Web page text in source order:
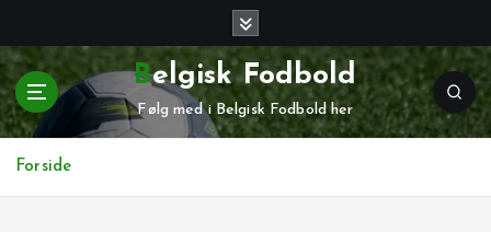
t
i
i
Belgisk Fodbold
Følg med i Belgisk Fodbold her
Forside